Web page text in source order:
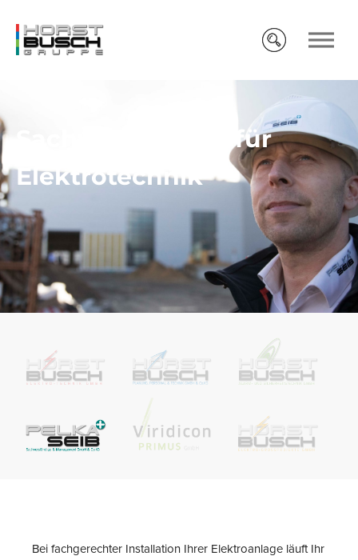
Sachverständige für
Elektrotechnik
Bei fachgerechter Installation Ihrer Elektroanlage läuft Ihr